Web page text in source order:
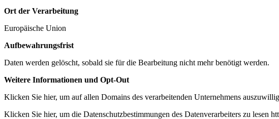
Ort der Verarbeitung
Europäische Union
Aufbewahrungsfrist
Daten werden gelöscht, sobald sie für die Bearbeitung nicht mehr benötigt werden.
Weitere Informationen und Opt-Out
Klicken Sie hier, um auf allen Domains des verarbeitenden Unternehmens
Klicken Sie hier, um die Datenschutzbestimmungen des Datenverarbeiters zu lesen